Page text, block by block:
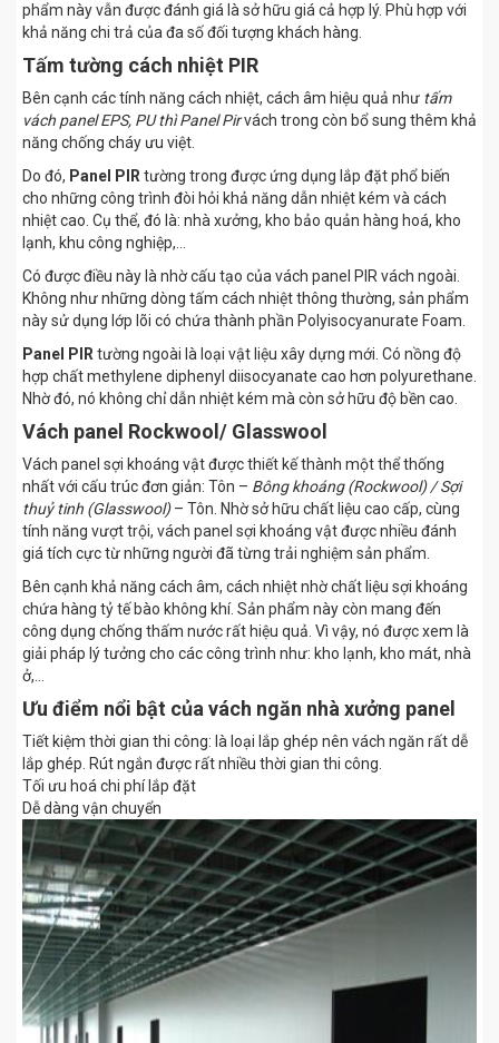
phẩm này vẫn được đánh giá là sở hữu giá cả hợp lý. Phù hợp với
khả năng chi trả của đa số đối tượng khách hàng.
Tấm tường cách nhiệt PIR
Bên cạnh các tính năng cách nhiệt, cách âm hiệu quả như tấm
vách panel EPS, PU thì Panel Pirvách trong còn bổ sung thêm khả
năng chống cháy ưu việt.
Do đó, Panel PIR tường trong được ứng dụng lắp đặt phổ biến
cho những công trình đòi hỏi khả năng dẫn nhiệt kém và cách
nhiệt cao. Cụ thể, đó là: nhà xưởng, kho bảo quản hàng hoá, kho
lạnh, khu công nghiệp,…
Có được điều này là nhờ cấu tạo của vách panel PIR vách ngoài.
Không như những dòng tấm cách nhiệt thông thường, sản phẩm
này sử dụng lớp lõi có chứa thành phần Polyisocyanurate Foam.
Panel PIR tường ngoài là loại vật liệu xây dựng mới. Có nồng độ
hợp chất methylene diphenyl diisocyanate cao hơn polyurethane.
Nhờ đó, nó không chỉ dẫn nhiệt kém mà còn sở hữu độ bền cao.
Vách panel Rockwool/ Glasswool
Vách panel sợi khoáng vật được thiết kế thành một thể thống
nhất với cấu trúc đơn giản: Tôn – Bông khoáng (Rockwool) / Sợi
thuỷ tinh (Glasswool)– Tôn. Nhờ sở hữu chất liệu cao cấp, cùng
tính năng vượt trội, vách panel sợi khoáng vật được nhiều đánh
giá tích cực từ những người đã từng trải nghiệm sản phẩm.
Bên cạnh khả năng cách âm, cách nhiệt nhờ chất liệu sợi khoáng
chứa hàng tỷ tế bào không khí. Sản phẩm này còn mang đến
công dụng chống thấm nước rất hiệu quả. Vì vậy, nó được xem là
giải pháp lý tưởng cho các công trình như: kho lạnh, kho mát, nhà
ở,…
Ưu điểm nổi bật của vách ngăn nhà xưởng panel
Tiết kiệm thời gian thi công: là loại lắp ghép nên vách ngăn rất dễ
lắp ghép. Rút ngắn được rất nhiều thời gian thi công.
Tối ưu hoá chi phí lắp đặt
Dễ dàng vận chuyển